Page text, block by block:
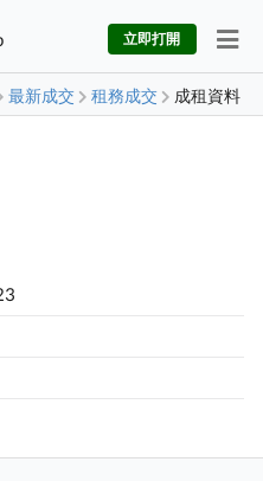
立即打開
最新成交 租務成交 成租資料